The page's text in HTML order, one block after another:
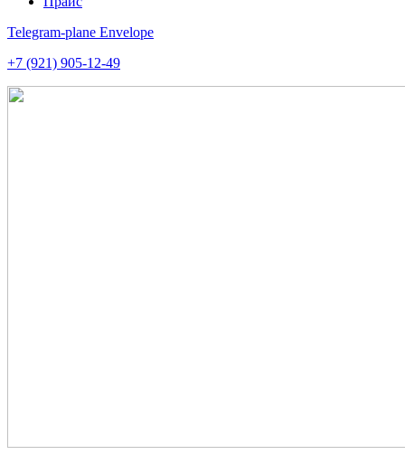
Telegram-plane Envelope
+7 (921) 905-12-49